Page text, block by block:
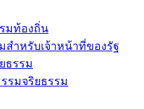
มท้องถิ่น
สำหรับเจ้าหน้าที่ของรัฐ
ธรรม
รมจริยธรรม